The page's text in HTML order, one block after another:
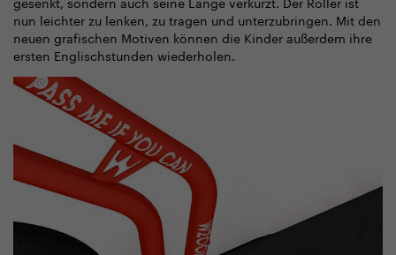
nun leichter zu lenken, zu tragen und unterzubringen. Mit den
neuen grafischen Motiven können die Kinder außerdem ihre
ersten Englischstunden wiederholen.